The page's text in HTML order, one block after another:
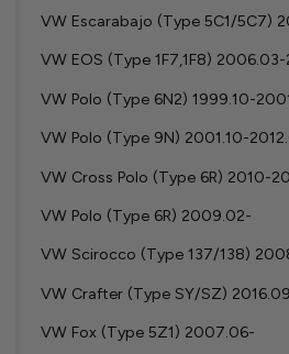
VW Escarabajo (Type 5C1/5C7)
VW EOS (Type 1F7,1F8)
VW Polo (Type 6N2) 1999.10-
VW Polo (Type 9N) 2001.10-
VW Cross Polo (Type 6R) 2010-
VW Polo (Type 6R) 2009.02-
VW Scirocco (Type 137/138)
VW Crafter (Type SY/SZ)
VW Fox (Type 5Z1) 2007.06-